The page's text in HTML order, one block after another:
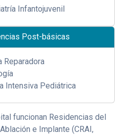
Infantojuvenil
Post-básicas
Reparadora
Intensiva Pediátrica
funcionan Residencias del
e Implante (CRAI,